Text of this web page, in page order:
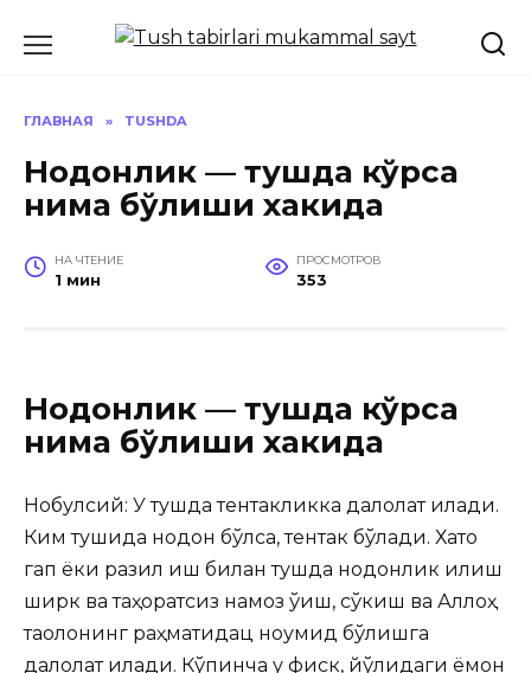
ГЛАВНАЯ » TUSHDA
Нодонлик — тушда кўрса
нима бўлиши хакида
НА ЧТЕНИЕ
1 мин
ПРОСМОТРОВ
353
Нодонлик — тушда кўрса
нима бўлиши хакида
Нобулсий: У тушда тентакликка далолат қилади.
Ким тушида нодон бўлса, тентак бўлади. Хато
гап ёки разил иш билан тушда нодонлик қилиш
ширк ва таҳоратсиз намоз ўқиш, сўкиш ва Аллоҳ
таолонинг раҳматидац ноумид бўлишга
далолат қилади. Кўпинча у фиск, йўлидаги ёмон